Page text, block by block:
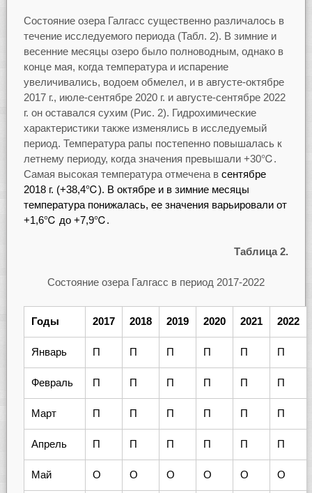
Состояние озера Галгасс существенно различалось в
течение исследуемого периода (Табл. 2). В зимние и
весенние месяцы озеро было полноводным, однако в
конце мая, когда температура и испарение
увеличивались, водоем обмелел, и в августе-октябре
2017 г., июле-сентябре 2020 г. и августе-сентябре 2022
г. он оставался сухим (Рис. 2). Гидрохимические
характеристики также изменялись в исследуемый
период. Температура рапы постепенно повышалась к
летнему периоду, когда значения превышали +30℃.
Самая высокая температура отмечена в сентябре
2018 г. (+38,4℃). В октябре и в зимние месяцы
температура понижалась, ее значения варьировали от
+1,6℃ до +7,9℃.
Таблица 2.
Состояние озера Галгасс в период 2017-2022
Годы 2017 2018 2019 2020 2021 2022
Январь П П П П П П
Февраль П П П П П П
Март П П П П П П
Апрель П П П П П П
Май О О О О О О